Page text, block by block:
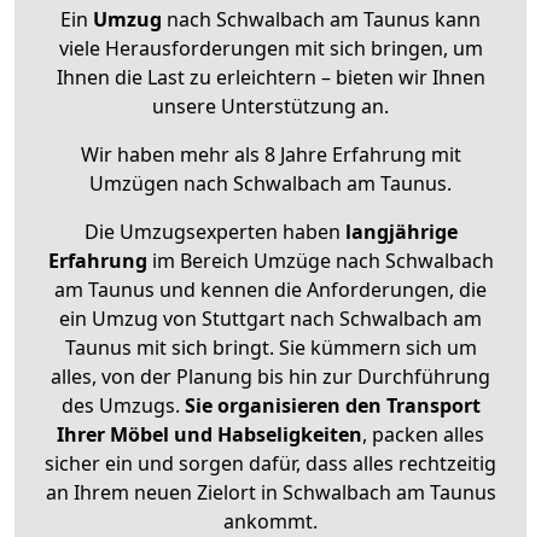
Ein Umzug nach Schwalbach am Taunus kann
viele Herausforderungen mit sich bringen, um
Ihnen die Last zu erleichtern – bieten wir Ihnen
unsere Unterstützung an.
Wir haben mehr als 8 Jahre Erfahrung mit
Umzügen nach Schwalbach am Taunus.
Die Umzugsexperten haben langjährige
Erfahrung im Bereich Umzüge nach Schwalbach
am Taunus und kennen die Anforderungen, die
ein Umzug von Stuttgart nach Schwalbach am
Taunus mit sich bringt. Sie kümmern sich um
alles, von der Planung bis hin zur Durchführung
des Umzugs. Sie organisieren den Transport
Ihrer Möbel und Habseligkeiten, packen alles
sicher ein und sorgen dafür, dass alles rechtzeitig
an Ihrem neuen Zielort in Schwalbach am Taunus
ankommt.